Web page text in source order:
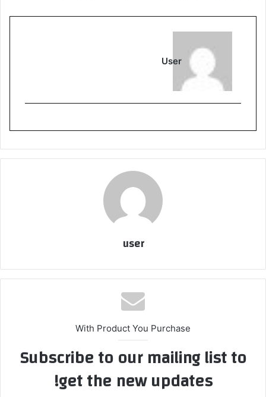
User
user
With Product You Purchase
Subscribe to our mailing list to
get the new updates!